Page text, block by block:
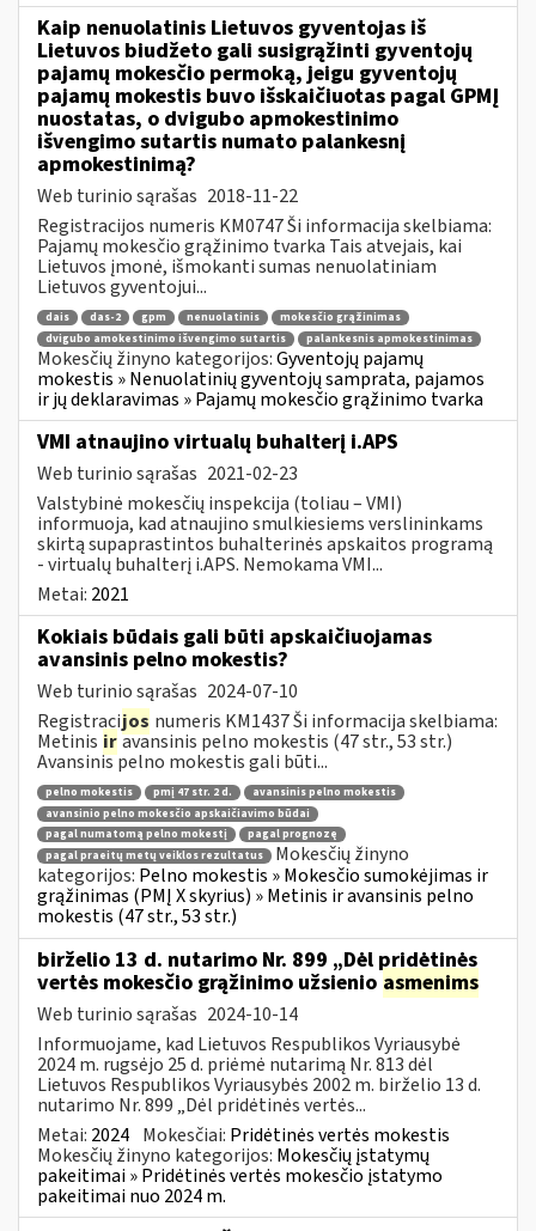
Kaip nenuolatinis Lietuvos gyventojas iš
Lietuvos biudžeto gali susigrąžinti gyventojų
pajamų mokesčio permoką, jeigu gyventojų
pajamų mokestis buvo išskaičiuotas pagal GPMĮ
nuostatas, o dvigubo apmokestinimo
išvengimo sutartis numato palankesnį
apmokestinimą?
Web turinio sąrašas 2018-11-22
Registracijos numeris KM0747 Ši informacija skelbiama:
Pajamų mokesčio grąžinimo tvarka Tais atvejais, kai
Lietuvos įmonė, išmokanti sumas nenuolatiniam
Lietuvos gyventojui...
dais das-2 gpm nenuolatinis
mokesčio grąžinimas
dvigubo amokestinimo išvengimo sutartis
palankesnis apmokestinimas
Mokesčių žinyno kategorijos:Gyventojų pajamų
mokestis » Nenuolatinių gyventojų samprata, pajamos
ir jų deklaravimas » Pajamų mokesčio grąžinimo tvarka
VMI atnaujino virtualų buhalterį i.APS
Web turinio sąrašas 2021-02-23
Valstybinė mokesčių inspekcija (toliau – VMI)
informuoja, kad atnaujino smulkiesiems verslininkams
skirtą supaprastintos buhalterinės apskaitos programą
- virtualų buhalterį i.APS. Nemokama VMI...
Metai: 2021
Kokiais būdais gali būti apskaičiuojamas
avansinis pelno mokestis?
Web turinio sąrašas 2024-07-10
Registracijos numeris KM1437 Ši informacija skelbiama:
Metinis iravansinis pelno mokestis (47 str., 53 str.)
Avansinis pelno mokestis gali būti...
pelno mokestis pmį 47 str. 2 d.
avansinis pelno mokestis
avansinio pelno mokesčio apskaičiavimo būdai
pagal numatomą pelno mokestį
pagal prognozę
pagal praeitų metų veiklos rezultatus
Mokesčių žinyno
kategorijos: Pelno mokestis » Mokesčio sumokėjimas ir
grąžinimas (PMĮ X skyrius) » Metinis ir avansinis pelno
mokestis (47 str., 53 str.)
birželio 13 d. nutarimo Nr. 899 „Dėl pridėtinės
vertės mokesčio grąžinimo užsienio asmenims
Web turinio sąrašas 2024-10-14
Informuojame, kad Lietuvos Respublikos Vyriausybė
2024 m. rugsėjo 25 d. priėmė nutarimą Nr. 813 dėl
Lietuvos Respublikos Vyriausybės 2002 m. birželio 13 d.
nutarimo Nr. 899 „Dėl pridėtinės vertės...
Metai: 2024 Mokesčiai: Pridėtinės vertės mokestis
Mokesčių žinyno kategorijos: Mokesčių įstatymų
pakeitimai » Pridėtinės vertės mokesčio įstatymo
pakeitimai nuo 2024 m.